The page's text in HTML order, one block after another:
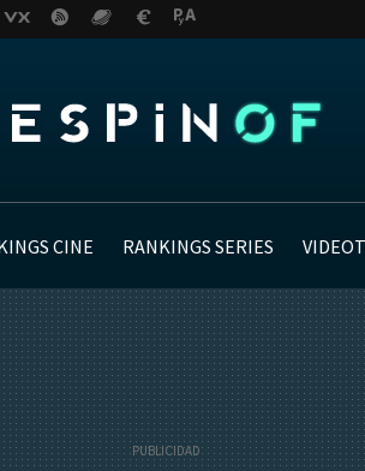
CINE RANKINGS SERIES